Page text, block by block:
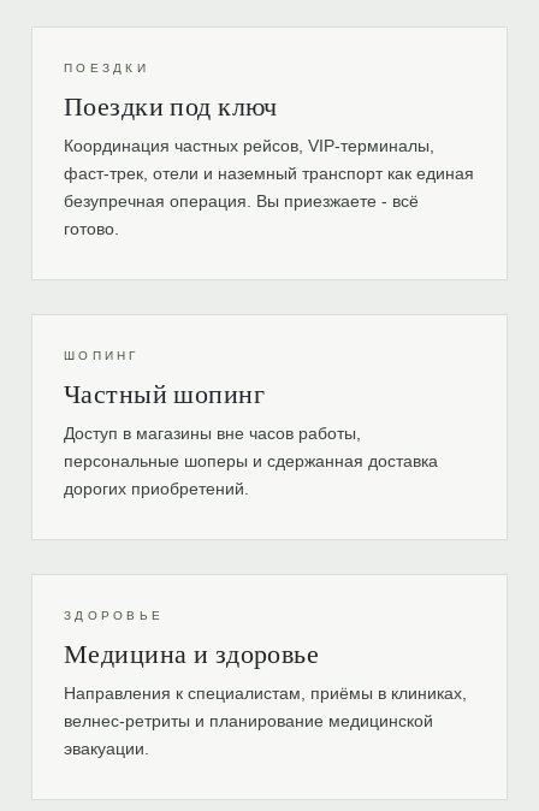
ПОЕЗДКИ
Поездки под ключ
Координация частных рейсов, VIP-терминалы,
фаст-трек, отели и наземный транспорт как единая
безупречная операция. Вы приезжаете - всё
готово.
ШОПИНГ
Частный шопинг
Доступ в магазины вне часов работы,
персональные шоперы и сдержанная доставка
дорогих приобретений.
ЗДОРОВЬЕ
Медицина и здоровье
Направления к специалистам, приёмы в клиниках,
велнес-ретриты и планирование медицинской
эвакуации.